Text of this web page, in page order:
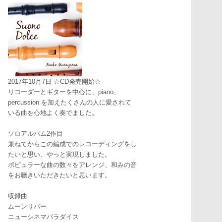
2017年10月7日 ☆CD発売開始☆
リコーダーとギターを中心に、piano、
percussion を加えたくさんの人に愛されて
いる曲を心地よく奏でました。
ソロアルバム2作目
兼ねてからこの編成でのレコーディングをし
たいと思い、やっと実現しました。
ポピュラーな曲の数々をアレンジ、和みの音
をお聴きいただきたいと思います。
収録曲
ムーンリバー
ニューシネマパラダイス